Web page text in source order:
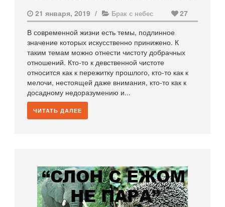
21 января, 2019 / Брак с небес
27
В современной жизни есть темы, подлинное
значение которых искусственно принижено. К
таким темам можно отнести чистоту добрачных
отношений. Кто-то к девственной чистоте
относится как к пережитку прошлого, кто-то как к
мелочи, нестоящей даже внимания, кто-то как к
досадному недоразумению и...
ЧИТАТЬ ДАЛЕЕ